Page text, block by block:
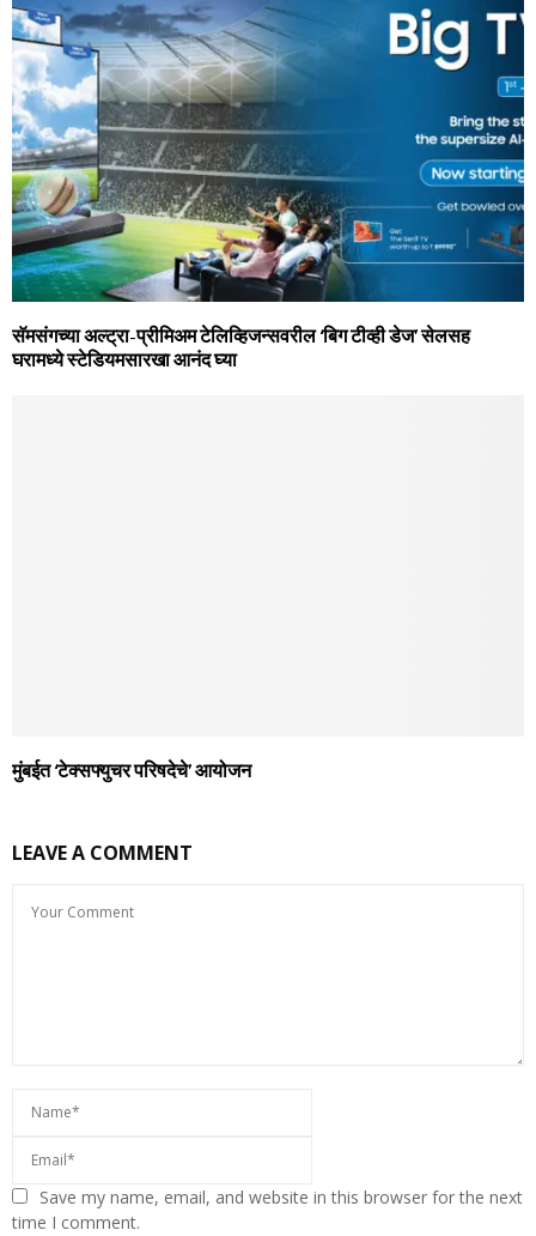
सॅमसंगच्‍या अल्‍ट्रा-प्रीमिअम टेलिव्हिजन्‍सवरील ‘बिग टीव्‍ही डेज’ सेलसह
घरामध्‍ये स्‍टेडियमसारखा आनंद घ्‍या
मुंबईत ‘टेक्सफ्युचर परिषदेचे’ आयोजन
LEAVE A COMMENT
Save my name, email, and website in this browser for the next
time I comment.